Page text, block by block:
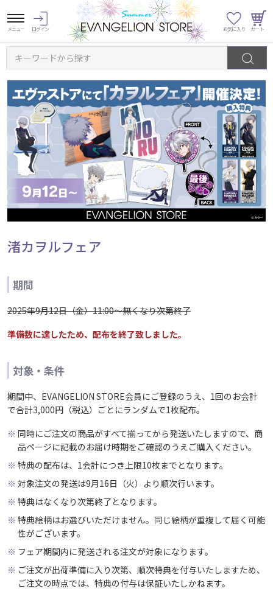
キーワードから探す
渚カヲルフェア
期間
2025年9月12日（金）11:00～無くなり次第終了
準備数に達したため、配布を終了致しました。
対象・条件
期間中、EVANGELION STORE会員にご登録のうえ、1回のお会計
で合計3,000円（税込）ごとにランダムで1枚配布。
同時にご注文の商品がすべて揃ってから発送いたしますので、商
品ページに記載のお届け時期をご確認のうえご購入ください。
特典の配布は、1会計につき上限10枚までとなります。
対象注文の発送は9月16日（火）より順次行います。
特典はなくなり次第終了となります。
特典絵柄はお選びいただけません。同じ絵柄が重複して届く可能
性がございます。
フェア期間内に発送される注文が対象になります。
ご注文が出荷準備に入り次第、順次特典を付与いたしますため、
ご注文の時点では、特典の付与は保証いたしかねます。